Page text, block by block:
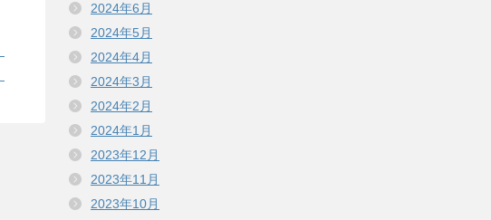
2024年6月
2024年5月
2024年4月
2024年3月
2024年2月
2024年1月
2023年12月
2023年11月
2023年10月